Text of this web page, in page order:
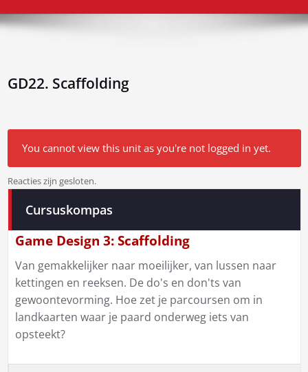
GD22. Scaffolding
You cannot view this unit as you're not logged in yet.
Bericht
navigatie
Reacties zijn gesloten.
Cursuskompas
Game Design 3: Scaffolding
Van gemakkelijker naar moeilijker, van lussen naar
kettingen en reeksen. De do's en don'ts van
gewoontevorming. Hoe zet je parcoursen om in
landkaarten waar je paard onderweg iets van
opsteekt?